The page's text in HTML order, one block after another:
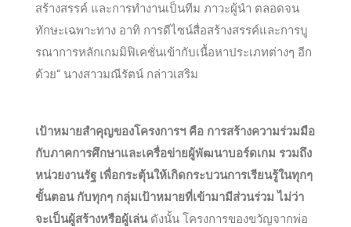
สร้างสรรค์ และการทำงานเป็นทีม ภาวะผู้นำ ตลอดจน
ทักษะเฉพาะทาง อาทิ การดีไซน์สื่อสร้างสรรค์และการบู
รณาการหลักเกมมิฟิเคชั่นเข้ากับเนื้อหาประเภทต่างๆ อีก
ด้วย“ นางสาวมณีรัตน์ กล่าวเสริม
เป้าหมายสำคุญของโครงการฯ คือ การสร้างความร่วมมือ
กับภาคการศึกษาและเครื่อข่ายผู้พัฒนาบอร์ดเกม รวมถึง
หน่วยงานรัฐ เพื่อกระตุ้นให้เกิดกระบวนการเรียนรู้ในทุกๆ
ขั้นตอน กับทุกๆ กลุ่มเป้าหมายที่เข้ามามีส่วนร่วม ไม่ว่า
จะเป็นผู้สร้างหรือผู้เล่นดังนั้น โครงการของขวัญจากพ่อ